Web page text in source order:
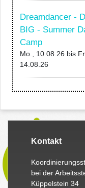
Dreamdancer -
BIG - Summer
Camp
Mo., 10.08.26 bis Fr.,
14.08.26
Kontakt
bei der
Küppelstein 34